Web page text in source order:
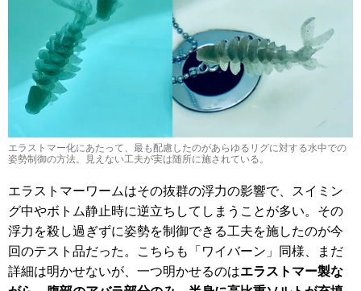
エラストマー化にあたって、最も配慮したのがあらゆるリグに対する水中での
姿勢制御の方法。見えない工夫が実は随所に施されている。
エラストマーワームはその抜群の浮力の影響で、スイミン
グ中やボトム静止時に逆立ちしてしまうことが多い。その
浮力を殺し過ぎずに姿勢を制御できる工夫を施したのが今
回のテスト品だった。こちらも「ワイバーン」同様、まだ
詳細は明かせないが、一つ明かせるのはエラストマー製な